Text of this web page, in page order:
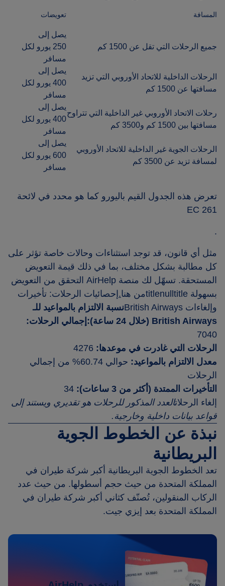
المسافة تعويضات
جميع الرحلات التي تقل عن 1500 كم
يصل إلى
250 يورو لكل
مسافر
الرحلات الداخلية للاتحاد الأوروبي التي تزيد
مسافتها عن 1500 كم
يصل إلى
400 يورو لكل
مسافر
رحلات الاتحاد الأوروبي غير الداخلية التي تتراوح
مسافتها بين 1500 كم و3500 كم
يصل إلى
400 يورو لكل
مسافر
الرحلات الجوية غير الداخلية للاتحاد الأوروبي
لمسافة تزيد عن 3500 كم
يصل إلى
600 يورو لكل
مسافر
تعرض هذه الجدول القيم باليورو كما هو محدد في لائحة
EC 261
.
مثل أي قانون، قد توجد استثناءات وحالات خاصة تؤثر على
كل مطالبة بشكل مختلف، بما في ذلك قيمة التعويض
المستحقة. تسهّل لك منصة AirHelp التحقق من التعويض
بسهولة titlenulltitleمن هنا
. إحصائيات الرحلات: تأخيرات
وإلغاءات British Airways
نسبة الالتزام بالمواعيد للـ
British Airways (خلال 24 ساعة):إجمالي الرحلات:
7040
الرحلات التي غادرت في موعدها: 4276
معدل الالتزام بالمواعيد:
حوالي 60.74% من إجمالي
الرحلات
التأخيرات الممتدة (أكثر من 3 ساعات):
34
إلغاء الرحلاتالعدد المذكور للرحلات هو تقديري ويستند إلى
قواعد بيانات داخلية وخارجية.
نبذة عن الخطوط الجوية
البريطانية
تعد الخطوط الجوية البريطانية أكبر شركة طيران في
المملكة المتحدة من حيث حجم أسطولها. من حيث عدد
الركاب المنقولين، تُصنّف كثاني أكبر شركة طيران في
المملكة المتحدة بعد إيزي جيت.